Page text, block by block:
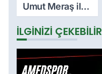
Umut Meraş ile
2 yıllık
sözleşme
imzaladı
İLGINIZI ÇEKEBILIR